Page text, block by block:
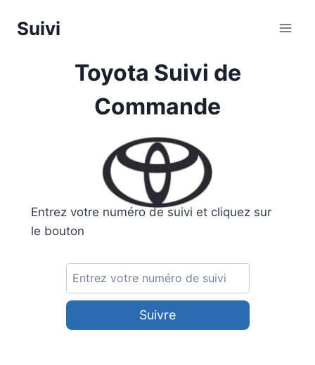
Suivi
Toyota Suivi de
Commande
Entrez votre numéro de suivi et cliquez sur
le bouton
Suivre